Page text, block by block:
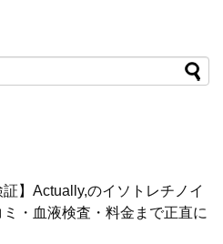
証】Actually,のイソトレチノイ
・血液検査・料金まで正直に